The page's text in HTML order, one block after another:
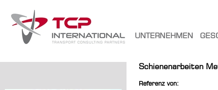
UNTERNEHMEN
Schienenarbeiten
Referenz von: